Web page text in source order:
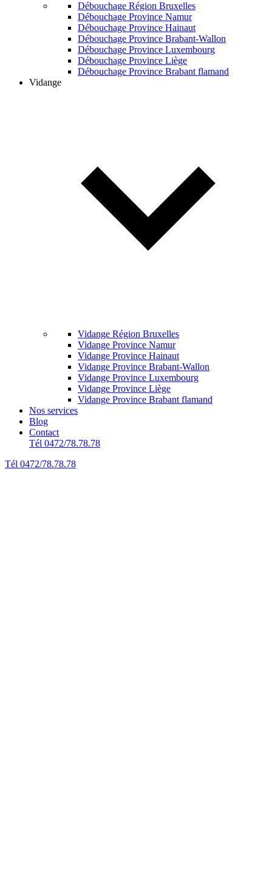
Débouchage Région Bruxelles
Débouchage Province Namur
Débouchage Province Hainaut
Débouchage Province Brabant-Wallon
Débouchage Province Luxembourg
Débouchage Province Liège
Débouchage Province Brabant flamand
Vidange
Vidange Région Bruxelles
Vidange Province Namur
Vidange Province Hainaut
Vidange Province Brabant-Wallon
Vidange Province Luxembourg
Vidange Province Liège
Vidange Province Brabant flamand
Nos services
Blog
Contact
Tél 0472/78.78.78
Tél 0472/78.78.78